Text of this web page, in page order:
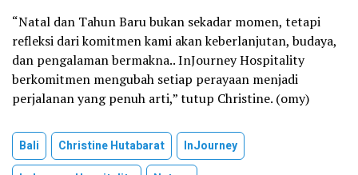
“Natal dan Tahun Baru bukan sekadar momen, tetapi
refleksi dari komitmen kami akan keberlanjutan, budaya,
dan pengalaman bermakna.. InJourney Hospitality
berkomitmen mengubah setiap perayaan menjadi
perjalanan yang penuh arti,” tutup Christine. (omy)
Bali Christine Hutabarat
InJourney